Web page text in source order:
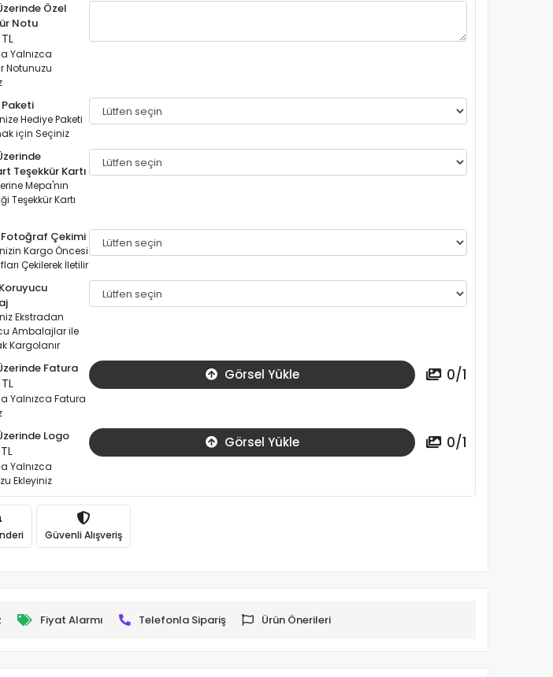
Özel
Notu
Yalnızca
Notunuzu
Hediye Paketi
için Seçiniz
Teşekkür Kartı
Mepa'nın
Teşekkür Kartı
Fotoğraf Çekimi
Kargo Öncesi
Çekilerek İletilir
Ekstradan
Ambalajlar ile
Kargolanır
Fatura
Yalnızca Fatura
Görsel Yükle 0/1
Logo
Yalnızca
Ekleyiniz
Görsel Yükle 0/1
Güvenli Alışveriş
Fiyat Alarmı Telefonla Sipariş Ürün Önerileri